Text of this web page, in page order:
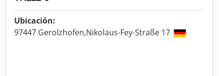
Ubicación:
97447 Gerolzhofen,Nikolaus-Fey-Straße 17